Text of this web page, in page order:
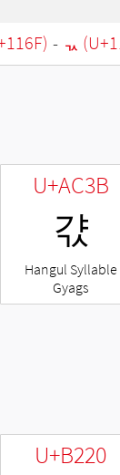
- ᆪ
U+AC3B
갻
Hangul Syllable
Gyags
U+B220